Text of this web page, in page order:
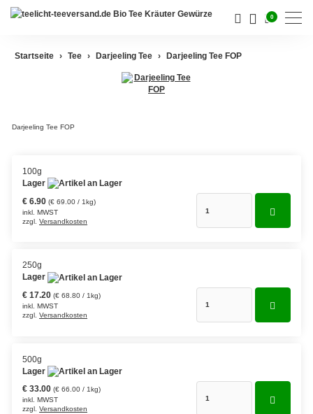
0
Sikkim Tee
China Tee
Oolong
Jasmin Tee
Grüner Tee aus Japan
Teemischungen
Verschiedene Anbaugebiete
Startseite Tee Darjeeling Tee Darjeeling Tee FOP
Darjeeling Tee FOP
100g
Lager
€ 6.90 (€ 69.00 / 1kg)
inkl. MWST
zzgl. Versandkosten
250g
Lager
€ 17.20 (€ 68.80 / 1kg)
inkl. MWST
zzgl. Versandkosten
500g
Lager
€ 33.00 (€ 66.00 / 1kg)
inkl. MWST
zzgl. Versandkosten